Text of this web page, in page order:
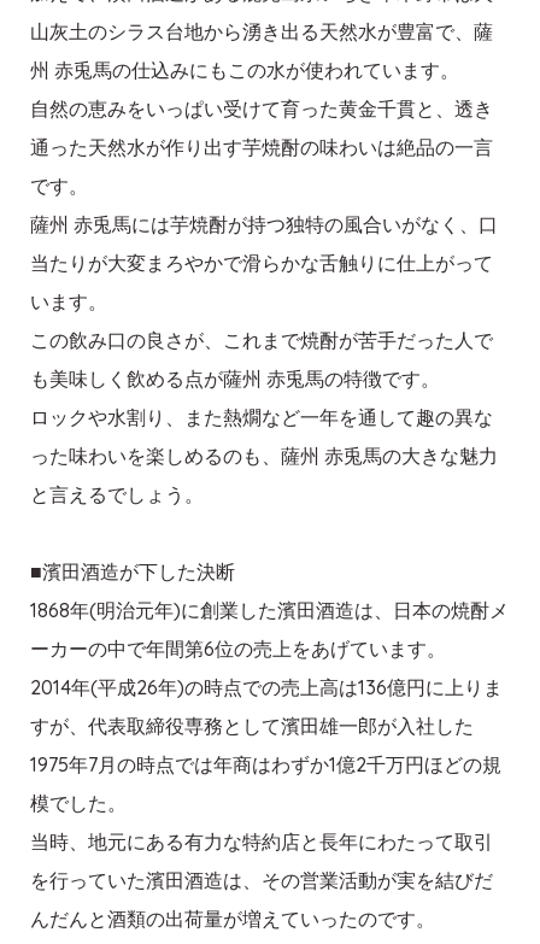
山灰土のシラス台地から湧き出る天然水が豊富で、薩
州 赤兎馬の仕込みにもこの水が使われています。
自然の恵みをいっぱい受けて育った黄金千貫と、透き
通った天然水が作り出す芋焼酎の味わいは絶品の一言
です。
薩州 赤兎馬には芋焼酎が持つ独特の風合いがなく、口
当たりが大変まろやかで滑らかな舌触りに仕上がって
います。
この飲み口の良さが、これまで焼酎が苦手だった人で
も美味しく飲める点が薩州 赤兎馬の特徴です。
ロックや水割り、また熱燗など一年を通して趣の異な
った味わいを楽しめるのも、薩州 赤兎馬の大きな魅力
と言えるでしょう。
■濱田酒造が下した決断
1868年(明治元年)に創業した濱田酒造は、日本の焼酎メ
ーカーの中で年間第6位の売上をあげています。
2014年(平成26年)の時点での売上高は136億円に上りま
すが、代表取締役専務として濱田雄一郎が入社した
1975年7月の時点では年商はわずか1億2千万円ほどの規
模でした。
当時、地元にある有力な特約店と長年にわたって取引
を行っていた濱田酒造は、その営業活動が実を結びだ
んだんと酒類の出荷量が増えていったのです。